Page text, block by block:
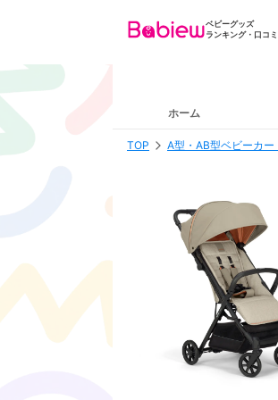
ベビーグッズ
ランキング・口コ
ホーム
TOP A型・AB型ベビーカー